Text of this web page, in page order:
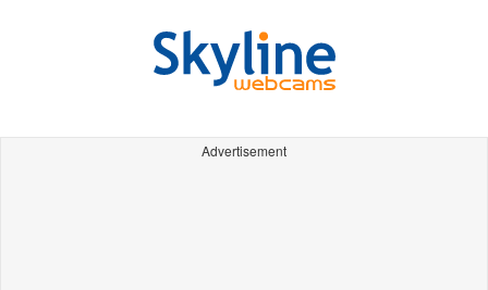
Advertisement